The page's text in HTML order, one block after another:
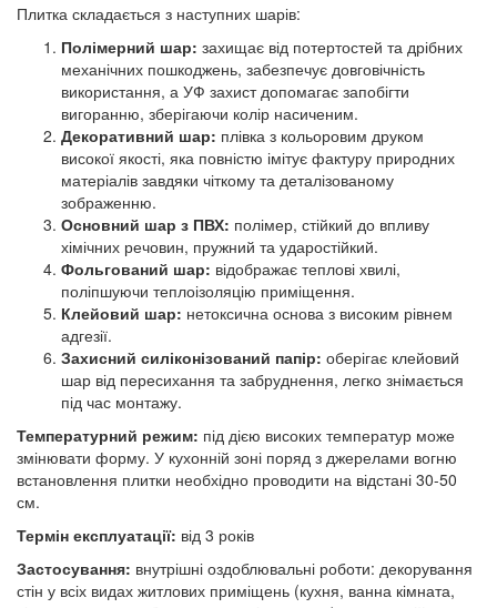
Плитка складається з наступних шарів:
Полімерний шар: захищає від потертостей та дрібних
механічних пошкоджень, забезпечує довговічність
використання, а УФ захист допомагає запобігти
вигоранню, зберігаючи колір насиченим.
Декоративний шар: плівка з кольоровим друком
високої якості, яка повністю імітує фактуру природних
матеріалів завдяки чіткому та деталізованому
зображенню.
Основний шар з ПВХ: полімер, стійкий до впливу
хімічних речовин, пружний та ударостійкий.
Фольгований шар: відображає теплові хвилі,
поліпшуючи теплоізоляцію приміщення.
Клейовий шар: нетоксична основа з високим рівнем
адгезії.
Захисний силіконізований папір: оберігає клейовий
шар від пересихання та забруднення, легко знімається
під час монтажу.
Температурний режим: під дією високих температур може
змінювати форму. У кухонній зоні поряд з джерелами вогню
встановлення плитки необхідно проводити на відстані 30-50
см.
Термін експлуатації: від 3 років
Застосування: внутрішні оздоблювальні роботи: декорування
стін у всіх видах житлових приміщень (кухня, ванна кімната,